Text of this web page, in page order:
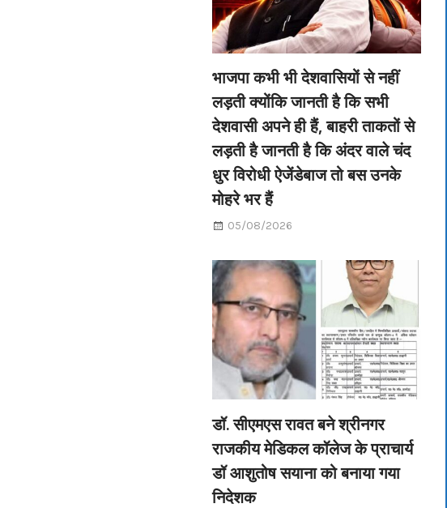
भाजपा कभी भी देशवासियों से नहीं
लड़ती क्योंकि जानती है कि सभी
देशवासी अपने ही हैं, बाहरी ताकतों से
लड़ती है जानती है कि अंदर वाले चंद
धुर विरोधी ऐजेंडेबाज तो बस उनके
मोहरे भर हैं
05/08/2026
डॉ. सीएमएस रावत बने श्रीनगर
राजकीय मेडिकल कॉलेज के प्राचार्य
डॉ आशुतोष सयाना को बनाया गया
निदेशक